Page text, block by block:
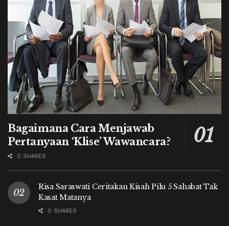
Bagaimana Cara Menjawab
Pertanyaan ‘Klise’ Wawancara?
0 SHARES
Risa Saraswati Ceritakan Kisah Pilu 5 Sahabat Tak
Kasat Matanya
0 SHARES